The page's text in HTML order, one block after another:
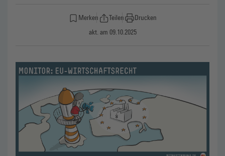
Merken Teilen
Drucken
akt. am 09.10.2025